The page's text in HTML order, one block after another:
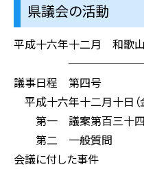
県議会の活動
平成十六年十二月 和歌
議事日程 第四号
平成十六年十二月十日（
第一 議案第百三十四号
第二 一般質問
会議に付した事件